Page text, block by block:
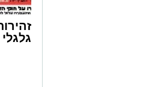
צפוי
על פי
גלגלי